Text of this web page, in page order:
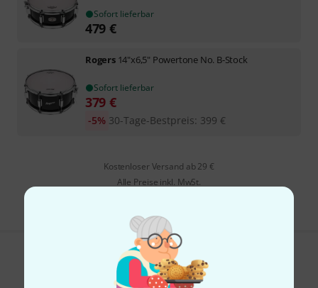
Sofort lieferbar
479 €
Rogers 14"x6,5" Powertone No. B-Stock
Sofort lieferbar
379 €
30-Tage-Bestpreis: 399 €
-5%
Kostenloser Versand ab 29 €
Alle Preise inkl. MwSt.
Gefällt Ihnen, was Sie sehen?